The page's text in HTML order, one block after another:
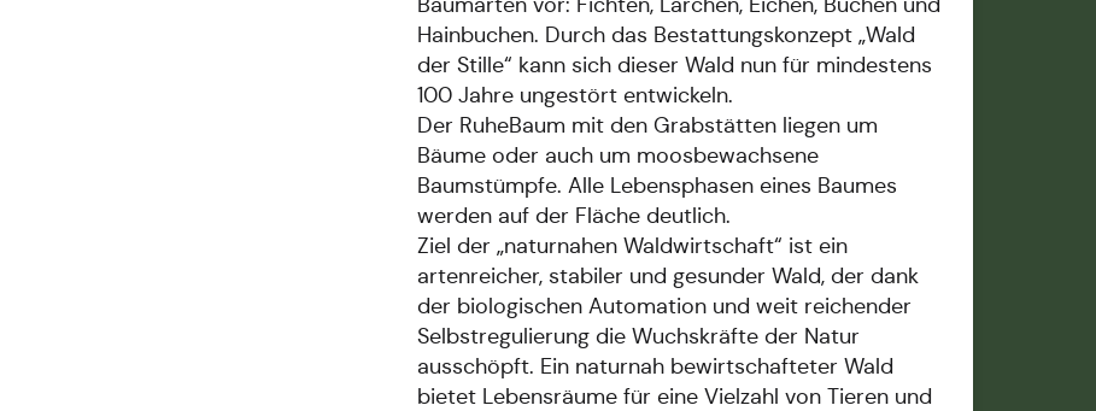
Hainbuchen. Durch das Bestattungskonzept „Wald
der Stille“ kann sich dieser Wald nun für mindestens
100 Jahre ungestört entwickeln.
Der RuheBaum mit den Grabstätten liegen um
Bäume oder auch um moosbewachsene
Baumstümpfe. Alle Lebensphasen eines Baumes
werden auf der Fläche deutlich.
Ziel der „naturnahen Waldwirtschaft“ ist ein
artenreicher, stabiler und gesunder Wald, der dank
der biologischen Automation und weit reichender
Selbstregulierung die Wuchskräfte der Natur
ausschöpft. Ein naturnah bewirtschafteter Wald
bietet Lebensräume für eine Vielzahl von Tieren und